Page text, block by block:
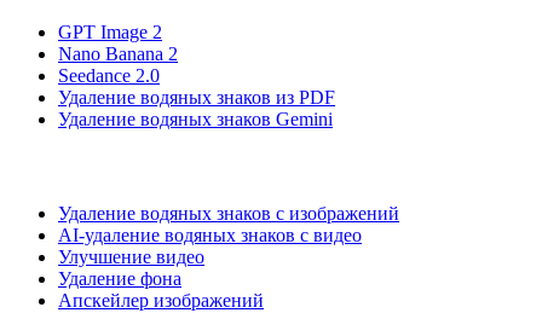
GPT Image 2
Nano Banana 2
Seedance 2.0
Удаление водяных знаков из PDF
Удаление водяных знаков Gemini
Удаление водяных знаков с изображений
AI-удаление водяных знаков с видео
Улучшение видео
Удаление фона
Апскейлер изображений